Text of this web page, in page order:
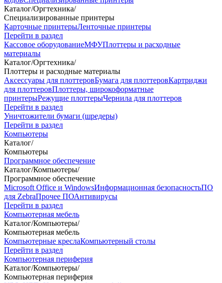
Каталог/Оргтехника/
Специализированные принтеры
Карточные принтерыЛенточные принтеры
Перейти в раздел
Кассовое оборудованиеМФУПлоттеры и расходные
материалы
Каталог/Оргтехника/
Плоттеры и расходные материалы
Аксессуары для плоттеровБумага для плоттеровКартриджи
для плоттеровПлоттеры, широкоформатные
принтерыРежущие плоттерыЧернила для плоттеров
Перейти в раздел
Уничтожители бумаги (шредеры)
Перейти в раздел
Компьютеры
Каталог/
Компьютеры
Программное обеспечение
Каталог/Компьютеры/
Программное обеспечение
Microsoft Office и WindowsИнформационная безопасностьПО
для ZebraПрочее ПОАнтивирусы
Перейти в раздел
Компьютерная мебель
Каталог/Компьютеры/
Компьютерная мебель
Компьютерные креслаКомпьютерный столы
Перейти в раздел
Компьютерная периферия
Каталог/Компьютеры/
Компьютерная периферия